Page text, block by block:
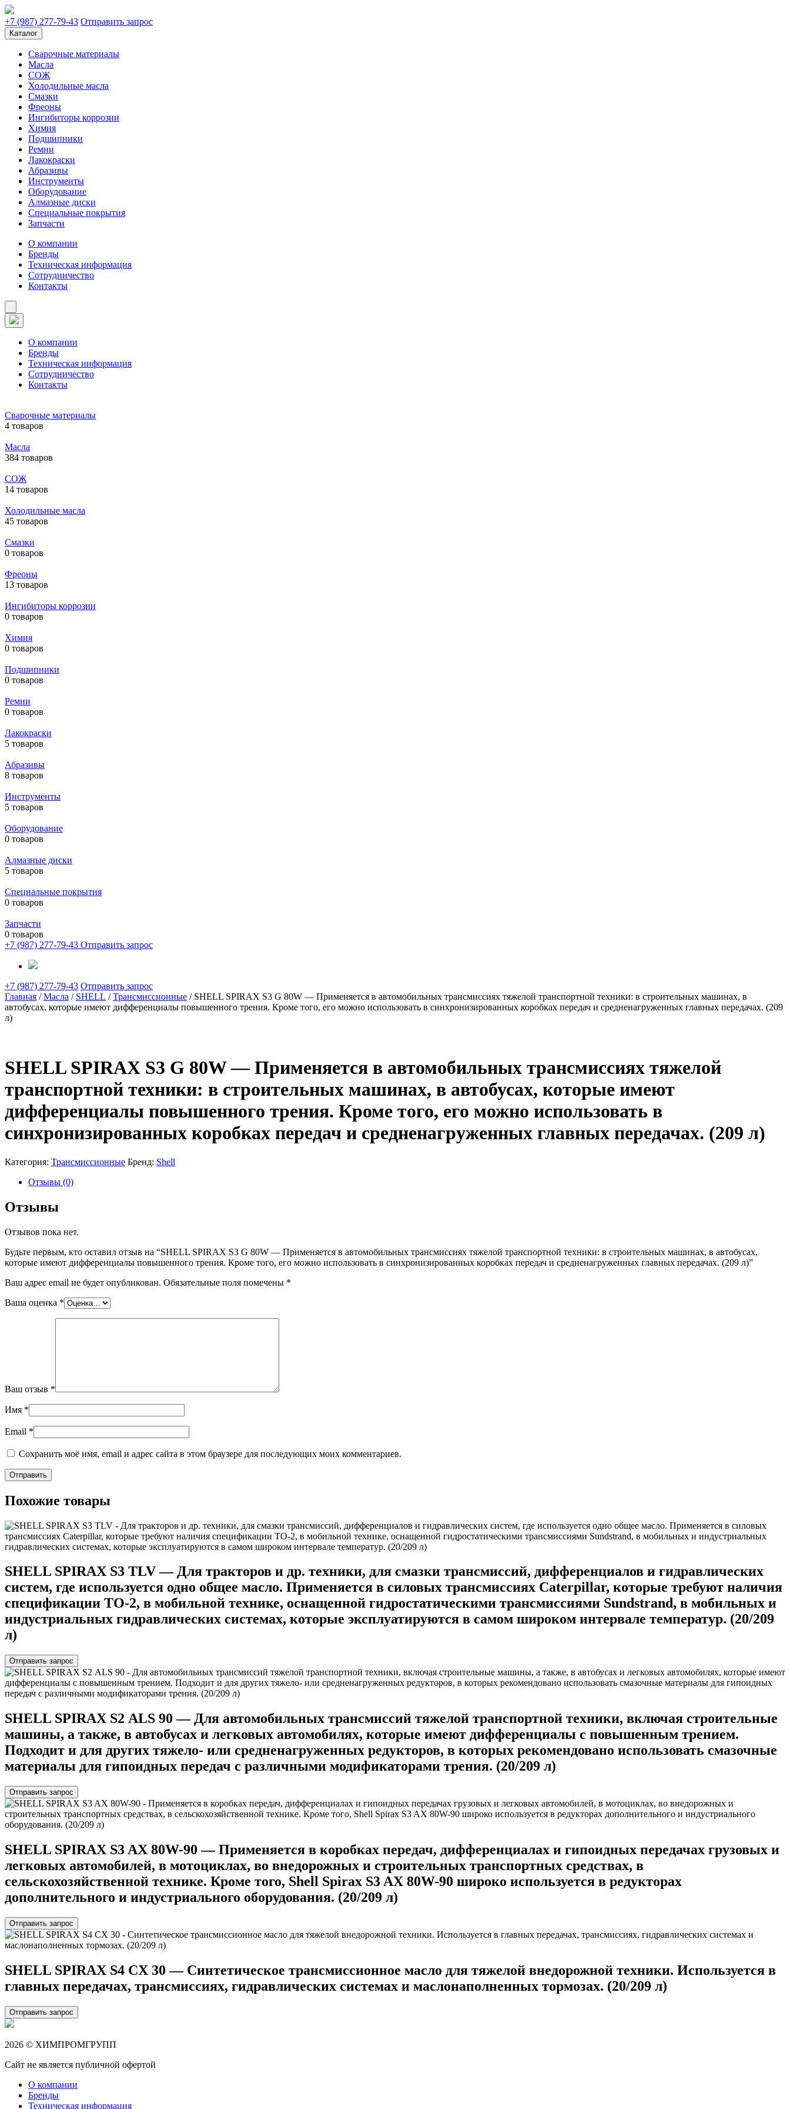
+7 (987) 277-79-43 Отправить запрос
Каталог
Сварочные материалы
Масла
СОЖ
Холодильные масла
Смазки
Фреоны
Ингибиторы коррозии
Химия
Подшипники
Ремни
Лакокраски
Абразивы
Инструменты
Оборудование
Алмазные диски
Специальные покрытия
Запчасти
О компании
Бренды
Техническая информация
Сотрудничество
Контакты
О компании
Бренды
Техническая информация
Сотрудничество
Контакты
Сварочные материалы
4 товаров
Масла
384 товаров
СОЖ
14 товаров
Холодильные масла
45 товаров
Смазки
0 товаров
Фреоны
13 товаров
Ингибиторы коррозии
0 товаров
Химия
0 товаров
Подшипники
0 товаров
Ремни
0 товаров
Лакокраски
5 товаров
Абразивы
8 товаров
Инструменты
5 товаров
Оборудование
0 товаров
Алмазные диски
5 товаров
Специальные покрытия
0 товаров
Запчасти
0 товаров
+7 (987) 277-79-43 Отправить запрос
+7 (987) 277-79-43 Отправить запрос
Главная /Масла / SHELL /Трансмиссионные / SHELL SPIRAX S3 G 80W — Применяется в автомобильных трансмиссиях тяжелой транспортной техники: в строительных машинах, в
автобусах, которые имеют дифференциалы повышенного трения. Кроме того, его можно использовать в синхронизированных коробках передач и средненагруженных главных передачах. (209
л)
SHELL SPIRAX S3 G 80W — Применяется в автомобильных трансмиссиях тяжелой
транспортной техники: в строительных машинах, в автобусах, которые имеют
дифференциалы повышенного трения. Кроме того, его можно использовать в
синхронизированных коробках передач и средненагруженных главных передачах. (209 л)
Категория: Трансмиссионные Бренд: Shell
Отзывы (0)
Отзывы
Отзывов пока нет.
Будьте первым, кто оставил отзыв на “SHELL SPIRAX S3 G 80W — Применяется в автомобильных трансмиссиях тяжелой транспортной техники: в строительных машинах, в автобусах,
которые имеют дифференциалы повышенного трения. Кроме того, его можно использовать в синхронизированных коробках передач и средненагруженных главных передачах. (209 л)”
Ваш адрес email не будет опубликован. Обязательные поля помечены *
Ваша оценка *
Ваш отзыв *
Имя *
Email *
Сохранить моё имя, email и адрес сайта в этом браузере для последующих моих комментариев.
Похожие товары
SHELL SPIRAX S3 TLV — Для тракторов и др. техники, для смазки трансмиссий, дифференциалов и гидравлических
систем, где используется одно общее масло. Применяется в силовых трансмиссиях Caterpillar, которые требуют наличия
спецификации TO-2, в мобильной технике, оснащенной гидростатическими трансмиссиями Sundstrand, в мобильных и
индустриальных гидравлических системах, которые эксплуатируются в самом широком интервале температур. (20/209
л)
Отправить запрос
SHELL SPIRAX S2 АLS 90 — Для автомобильных трансмиссий тяжелой транспортной техники, включая строительные
машины, а также, в автобусах и легковых автомобилях, которые имеют дифференциалы с повышенным трением.
Подходит и для других тяжело- или средненагруженных редукторов, в которых рекомендовано использовать смазочные
материалы для гипоидных передач с различными модификаторами трения. (20/209 л)
Отправить запрос
SHELL SPIRAX S3 AX 80W-90 — Применяется в коробках передач, дифференциалах и гипоидных передачах грузовых и
легковых автомобилей, в мотоциклах, во внедорожных и строительных транспортных средствах, в
сельскохозяйственной технике. Кроме того, Shell Spirax S3 AX 80W-90 широко используется в редукторах
дополнительного и индустриального оборудования. (20/209 л)
Отправить запрос
SHELL SPIRAX S4 CX 30 — Синтетическое трансмиссионное масло для тяжелой внедорожной техники. Используется в
главных передачах, трансмиссиях, гидравлических системах и маслонаполненных тормозах. (20/209 л)
Отправить запрос
2026 © ХИМПРОМГРУПП
Сайт не является публичной офертой
О компании
Бренды
Техническая информация